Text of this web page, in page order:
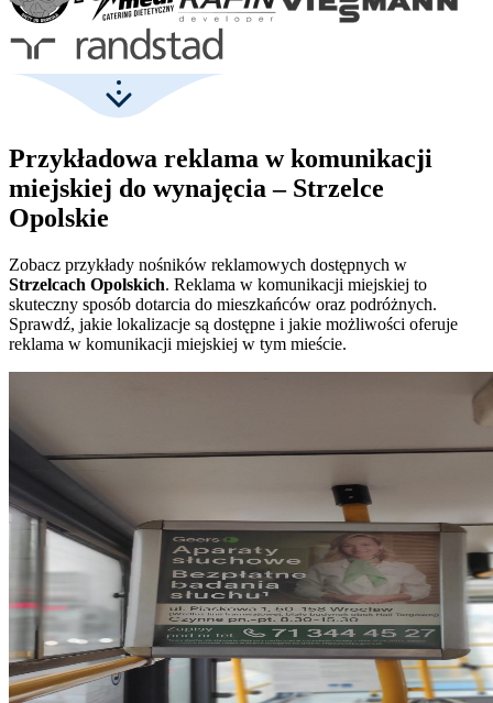
Przykładowa reklama w komunikacji
miejskiej do wynajęcia – Strzelce
Opolskie
Zobacz przykłady nośników reklamowych dostępnych w
Strzelcach Opolskich. Reklama w komunikacji miejskiej to
skuteczny sposób dotarcia do mieszkańców oraz podróżnych.
Sprawdź, jakie lokalizacje są dostępne i jakie możliwości oferuje
reklama w komunikacji miejskiej w tym mieście.